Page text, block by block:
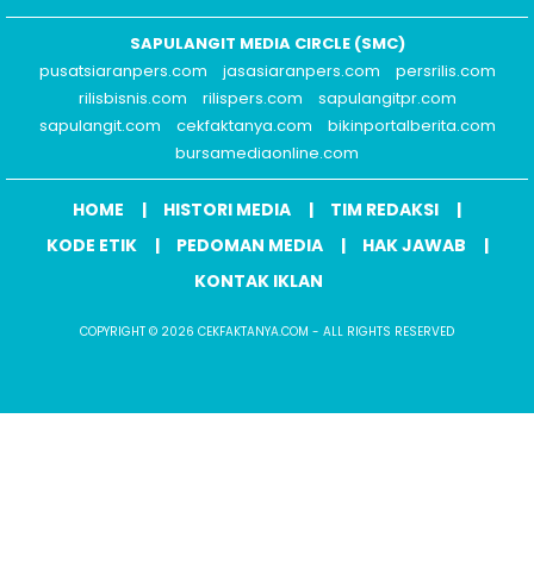
SAPULANGIT MEDIA CIRCLE (SMC)
pusatsiaranpers.com
jasasiaranpers.com
persrilis.com
rilisbisnis.com
rilispers.com
sapulangitpr.com
sapulangit.com
cekfaktanya.com
bikinportalberita.com
bursamediaonline.com
HOME HISTORI MEDIA
TIM REDAKSI
KODE ETIK
PEDOMAN MEDIA
HAK JAWAB
KONTAK IKLAN
COPYRIGHT © 2026 CEKFAKTANYA.COM - ALL RIGHTS RESERVED